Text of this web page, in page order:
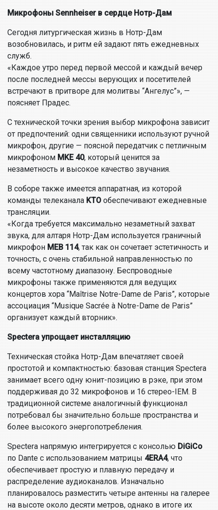
Микрофоны Sennheiser в сердце Нотр-Дам
Сегодня литургическая жизнь в Нотр-Дам
возобновилась, и ритм ей задают пять ежедневных
служб.
«Каждое утро перед первой мессой и каждый вечер
после последней мессы верующих и посетителей
встречают в притворе для молитвы “Ангелус”», —
поясняет Прадес.
С технической точки зрения выбор микрофона зависит
от предпочтений: одни священники используют ручной
микрофон, другие — поясной передатчик с петличным
микрофоном MKE 40, который ценится за
незаметность и высокое качество звучания.
В соборе также имеется аппаратная, из которой
команды телеканала KTO обеспечивают ежедневные
трансляции.
«Когда требуется максимально незаметный захват
звука, для алтаря Нотр-Дам используется граничный
микрофон MEB 114, так как он сочетает эстетичность и
точность, с очень стабильной направленностью по
всему частотному диапазону. Беспроводные
микрофоны также применяются для ведущих
концертов хора “Maîtrise Notre-Dame de Paris”, которые
ассоциация “Musique Sacrée à Notre-Dame de Paris”
организует каждый вторник».
Spectera упрощает инсталляцию
Техническая стойка Нотр-Дам впечатляет своей
простотой и компактностью: базовая станция Spectera
занимает всего одну юнит-позицию в рэке, при этом
поддерживая до 32 микрофонов и 16 стерео-IEM. В
традиционной системе аналогичный функционал
потребовал бы значительно больше пространства и
более высокого энергопотребления.
Spectera напрямую интегрируется с консолью DiGiCo
по Dante с использованием матрицы 4ERA4, что
обеспечивает простую и плавную передачу и
распределение аудиоканалов. Изначально
планировалось разместить четыре антенны на галерее
на высоте около десяти метров, однако в итоге их